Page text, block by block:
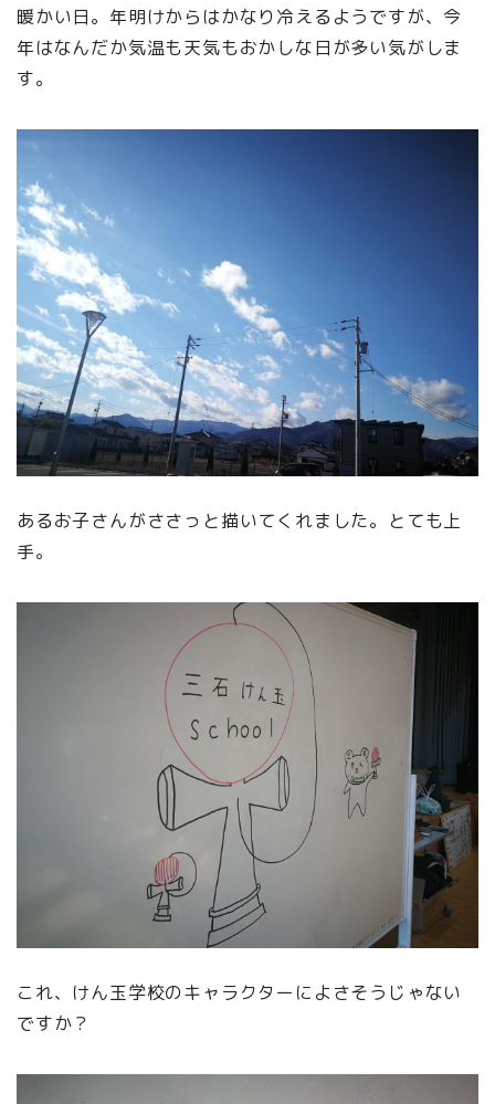
暖かい日。年明けからはかなり冷えるようですが、今
年はなんだか気温も天気もおかしな日が多い気がしま
す。
あるお子さんがささっと描いてくれました。とても上
手。
これ、けん玉学校のキャラクターによさそうじゃない
ですか？